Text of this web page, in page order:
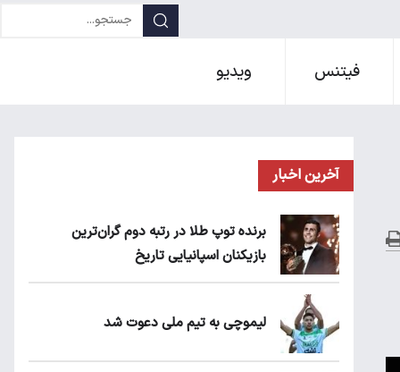
فیتنس ویدیو
آخرین اخبار
برنده توپ طلا در رتبه دوم گران‌ترین
بازیکنان اسپانیایی تاریخ
لیموچی به تیم ملی دعوت شد